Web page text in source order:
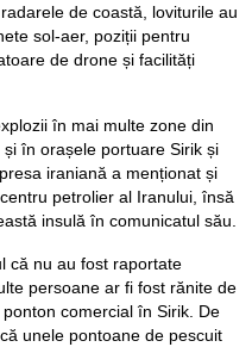
de coastă, loviturile au
sol-aer, poziții pentru
de drone și facilități
în mai multe zone din
în orașele portuare Sirik și
iraniană a menționat și
petrolier al Iranului, însă
insulă în comunicatul său.
că nu au fost raportate
persoane ar fi fost rănite de
comercial în Sirik. De
unele pontoane de pescuit